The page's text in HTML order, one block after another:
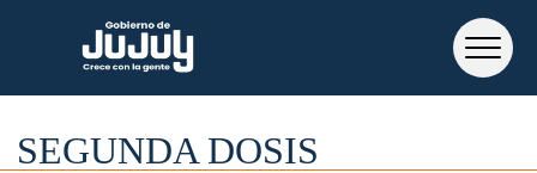
SEGUNDA DOSIS